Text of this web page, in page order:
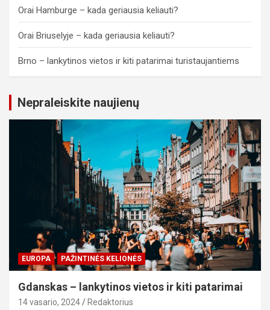
Orai Hamburge – kada geriausia keliauti?
Orai Briuselyje – kada geriausia keliauti?
Brno – lankytinos vietos ir kiti patarimai turistaujantiems
Nepraleiskite naujienų
EUROPA PAŽINTINĖS KELIONĖS
Gdanskas – lankytinos vietos ir kiti patarimai
14 vasario, 2024 Redaktorius